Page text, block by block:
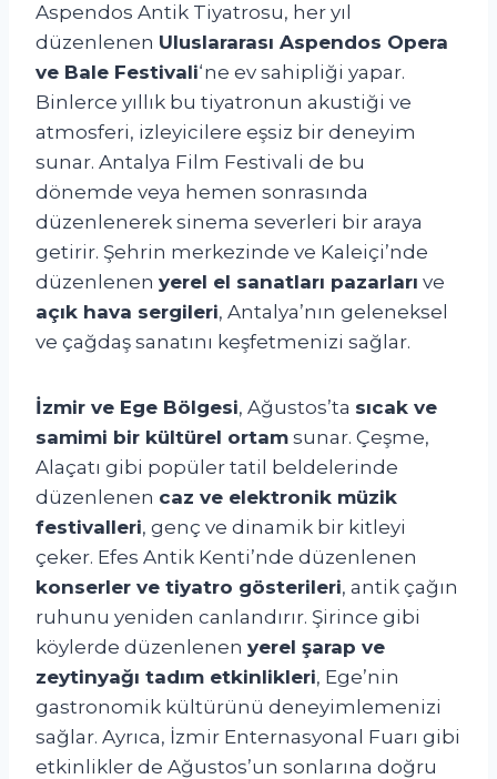
Aspendos Antik Tiyatrosu, her yıl
düzenlenen Uluslararası Aspendos Opera
ve Bale Festivali‘ne ev sahipliği yapar.
Binlerce yıllık bu tiyatronun akustiği ve
atmosferi, izleyicilere eşsiz bir deneyim
sunar. Antalya Film Festivali de bu
dönemde veya hemen sonrasında
düzenlenerek sinema severleri bir araya
getirir. Şehrin merkezinde ve Kaleiçi’nde
düzenlenen yerel el sanatları pazarları ve
açık hava sergileri, Antalya’nın geleneksel
ve çağdaş sanatını keşfetmenizi sağlar.
İzmir ve Ege Bölgesi, Ağustos’ta sıcak ve
samimi bir kültürel ortam sunar. Çeşme,
Alaçatı gibi popüler tatil beldelerinde
düzenlenen caz ve elektronik müzik
festivalleri, genç ve dinamik bir kitleyi
çeker. Efes Antik Kenti’nde düzenlenen
konserler ve tiyatro gösterileri, antik çağın
ruhunu yeniden canlandırır. Şirince gibi
köylerde düzenlenen yerel şarap ve
zeytinyağı tadım etkinlikleri, Ege’nin
gastronomik kültürünü deneyimlemenizi
sağlar. Ayrıca, İzmir Enternasyonal Fuarı gibi
etkinlikler de Ağustos’un sonlarına doğru